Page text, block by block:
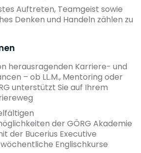
Auftreten, Teamgeist sowie
Denken und Handeln zählen zu
herausragenden Karriere- und
– ob LL.M., Mentoring oder
unterstützt Sie auf Ihrem
der GÖRG Akademie
der Bucerius Executive
Englischkurse